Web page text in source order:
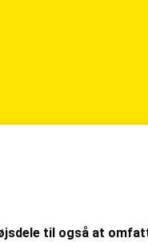
til også at